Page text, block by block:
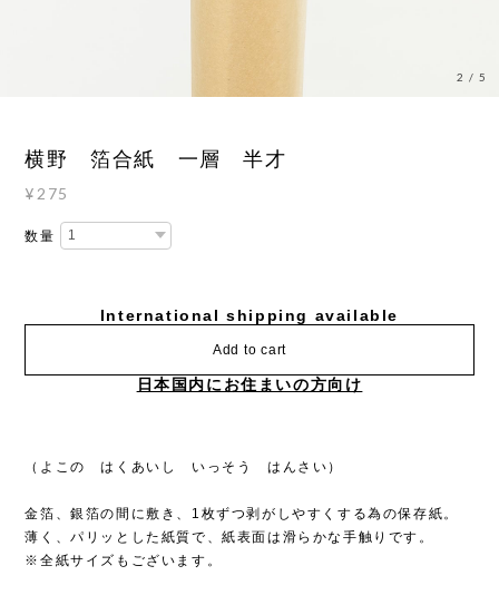
3 /5
横野 箔合紙 一層 半才
¥275
数量
International shipping available
Add to cart
日本国内にお住まいの方向け
（よこの はくあいし いっそう はんさい）
金箔、銀箔の間に敷き、1枚ずつ剥がしやすくする為の保存紙。
薄く、パリッとした紙質で、紙表面は滑らかな手触りです。
※全紙サイズもございます。